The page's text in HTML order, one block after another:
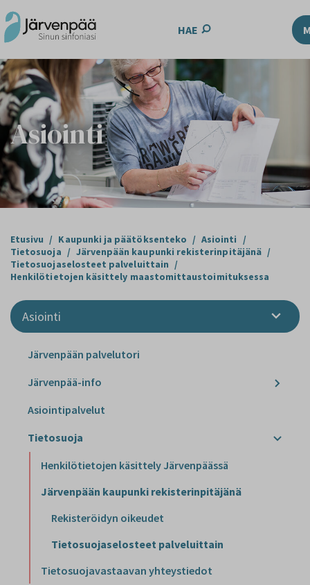
HAE
Asiointi
Etusivu / Kaupunki ja päätöksenteko / Asiointi
/
Tietosuoja / Järvenpään kaupunki rekisterinpitäjänä /
Tietosuojaselosteet palveluittain /
Henkilötietojen käsittely maastomittaustoimituksessa
Asiointi
Järvenpään palvelutori
Järvenpää-info
Asiointipalvelut
Tietosuoja
Henkilötietojen käsittely Järvenpäässä
Järvenpään kaupunki rekisterinpitäjänä
Rekisteröidyn oikeudet
Tietosuojaselosteet palveluittain
Tietosuojavastaavan yhteystiedot